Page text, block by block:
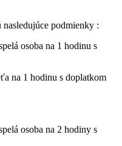
podmienky :
osoba na 1 hodinu s
na 1 hodinu s doplatkom
osoba na 2 hodiny s